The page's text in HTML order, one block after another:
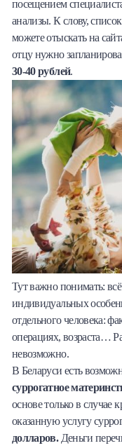
посещением
анализы. К слову,
можете отыскать на
отцу нужно
30-40 рублей.
Тут важно понимать:
индивидуальных
отдельного человека:
операциях, возраста…
невозможно.
В Беларуси есть
суррогатное
основе только в случае
оказанную услугу
долларов.Деньги